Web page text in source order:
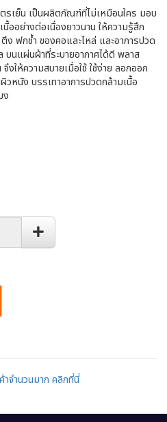
รเย็น เป็นผลิตภัณฑ์ที่ไม่เหมือนใคร มอบ
ออย่างต่อเนื่องยาวนาน ให้ความรู้สึก
ง ฟกช้ำ ของคอและไหล่ และอาการปวด
บนแผ่นผ้าที่ระบายอากาศได้ดี พลาส
งให้ความสบายเมื่อใช้ ใช้ง่าย ลอกออก
หนัง บรรเทาอาการปวดกล้ามเนื้อ
ง
าจำนวนมาก คลิกที่นี่